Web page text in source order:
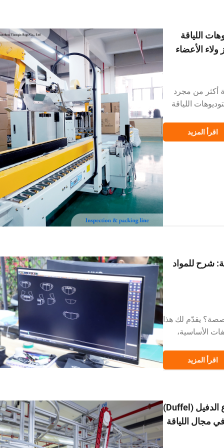
اللياقة
ولاء الأعضاء
أكثر من مجرد
اللياقة
اقرأ المزيد
شرح للمواد
يقدّم لك هذا
الأساسية،
اقرأ المزيد
لماذا تُعَدّ حقائب الجيم المخصصة من نوع الدفيل (Duffel)
في مجال اللياقة